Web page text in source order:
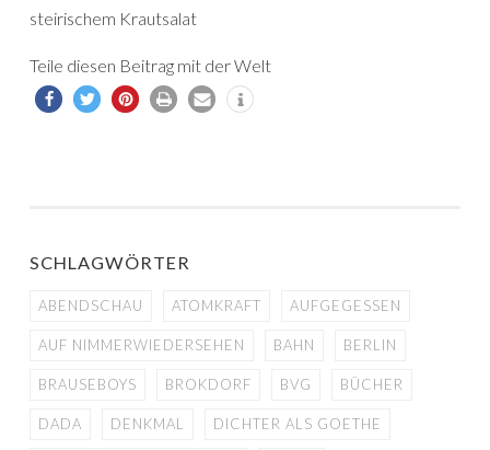
steirischem Krautsalat
Teile diesen Beitrag mit der Welt
SCHLAGWÖRTER
ABENDSCHAU ATOMKRAFT AUFGEGESSEN
AUF NIMMERWIEDERSEHEN BAHN BERLIN
BRAUSEBOYS BROKDORF BVG BÜCHER
DADA DENKMAL DICHTER ALS GOETHE